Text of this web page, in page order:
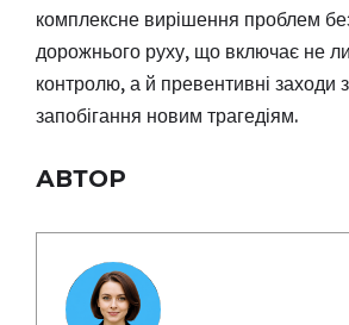
комплексне вирішення проблем
дорожнього руху, що включає не
контролю, а й превентивні заходи
запобігання новим трагедіям.
АВТОР